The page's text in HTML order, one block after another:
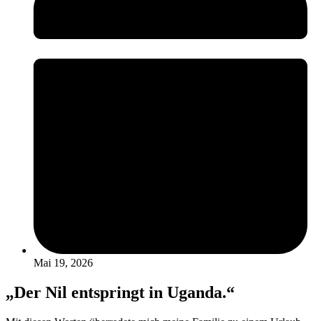
Mai 19, 2026
„Der Nil entspringt in Uganda.“